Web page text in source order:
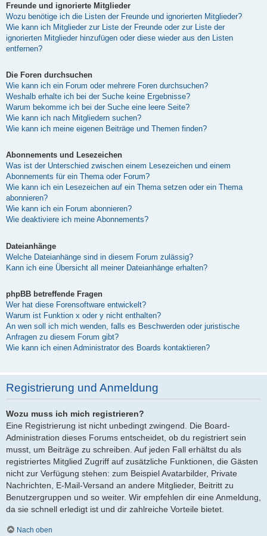
Freunde und ignorierte Mitglieder
Wozu benötige ich die Listen der Freunde und ignorierten Mitglieder?
Wie kann ich Mitglieder zur Liste der Freunde oder zur Liste der
ignorierten Mitglieder hinzufügen oder diese wieder aus den Listen
entfernen?
Die Foren durchsuchen
Wie kann ich ein Forum oder mehrere Foren durchsuchen?
Weshalb erhalte ich bei der Suche keine Ergebnisse?
Warum bekomme ich bei der Suche eine leere Seite?
Wie kann ich nach Mitgliedern suchen?
Wie kann ich meine eigenen Beiträge und Themen finden?
Abonnements und Lesezeichen
Was ist der Unterschied zwischen einem Lesezeichen und einem
Abonnements für ein Thema oder Forum?
Wie kann ich ein Lesezeichen auf ein Thema setzen oder ein Thema
abonnieren?
Wie kann ich ein Forum abonnieren?
Wie deaktiviere ich meine Abonnements?
Dateianhänge
Welche Dateianhänge sind in diesem Forum zulässig?
Kann ich eine Übersicht all meiner Dateianhänge erhalten?
phpBB betreffende Fragen
Wer hat diese Forensoftware entwickelt?
Warum ist Funktion x oder y nicht enthalten?
An wen soll ich mich wenden, falls es Beschwerden oder juristische
Anfragen zu diesem Forum gibt?
Wie kann ich einen Administrator des Boards kontaktieren?
Registrierung und Anmeldung
Wozu muss ich mich registrieren?
Eine Registrierung ist nicht unbedingt zwingend. Die Board-
Administration dieses Forums entscheidet, ob du registriert sein
musst, um Beiträge zu schreiben. Auf jeden Fall erhältst du als
registriertes Mitglied Zugriff auf zusätzliche Funktionen, die Gästen
nicht zur Verfügung stehen: zum Beispiel Avatarbilder, Private
Nachrichten, E-Mail-Versand an andere Mitglieder, Beitritt zu
Benutzergruppen und so weiter. Wir empfehlen dir eine Anmeldung,
da sie schnell erledigt ist und dir zahlreiche Vorteile bietet.
Nach oben